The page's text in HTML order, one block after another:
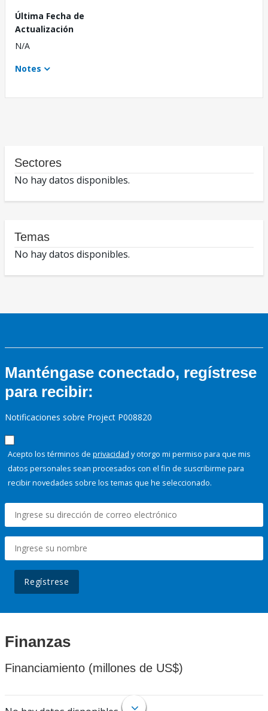
Última Fecha de
Actualización
N/A
Notes
Sectores
No hay datos disponibles.
Temas
No hay datos disponibles.
Manténgase conectado, regístrese
para recibir:
Notificaciones sobre Project P008820
Acepto los términos de privacidad y otorgo mi permiso para que mis
datos personales sean procesados con el fin de suscribirme para
recibir novedades sobre los temas que he seleccionado.
Regístrese
Finanzas
Financiamiento (millones de US$)